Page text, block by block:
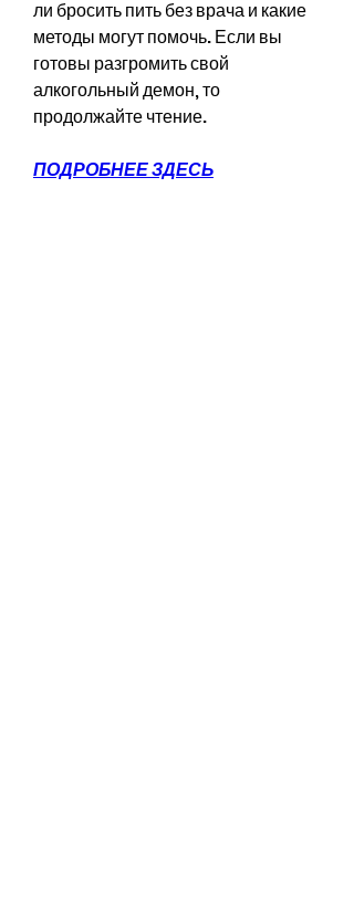
ли бросить пить без врача и какие
методы могут помочь. Если вы
готовы разгромить свой
алкогольный демон, то
продолжайте чтение.
ПОДРОБНЕЕ ЗДЕСЬ